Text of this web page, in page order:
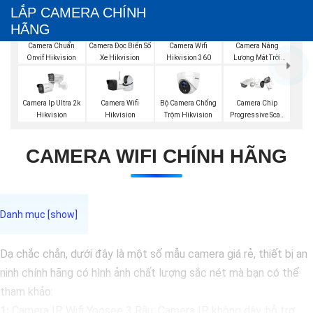
LẮP CAMERA CHÍNH
HÃNG
Camera Chuẩn
Onvif Hikvision
Camera Đọc Biển Số
Xe Hikvision
Camera Wifi
Hikvision 360
Camera Năng
Lượng Mặt Trời
Camera Ip Ultra 2k
Hikvision
Camera Wifi
Hikvision
Bộ Camera Chống
Trộm Hikvision
Camera Chip
Progressive Scan
CAMERA WIFI CHÍNH HÃNG
Dạ chắc chắn, dưới đây là một số mẫu camera giá rẻ, thiết bị an
ninh chính hãng có hình ảnh chất lượng sắc nét mà bạn có thể
tham khảo: